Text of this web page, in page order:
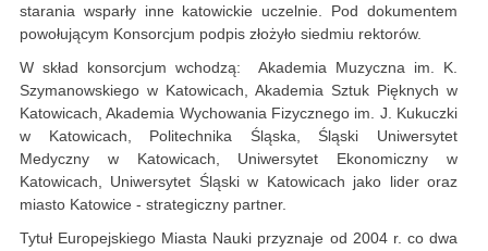
starania wsparły inne katowickie uczelnie. Pod dokumentem
powołującym Konsorcjum podpis złożyło siedmiu rektorów.
W skład konsorcjum wchodzą: Akademia Muzyczna im. K.
Szymanowskiego w Katowicach, Akademia Sztuk Pięknych w
Katowicach, Akademia Wychowania Fizycznego im. J. Kukuczki
w Katowicach, Politechnika Śląska, Śląski Uniwersytet
Medyczny w Katowicach, Uniwersytet Ekonomiczny w
Katowicach, Uniwersytet Śląski w Katowicach jako lider oraz
miasto Katowice - strategiczny partner.
Tytuł Europejskiego Miasta Nauki przyznaje od 2004 r. co dwa